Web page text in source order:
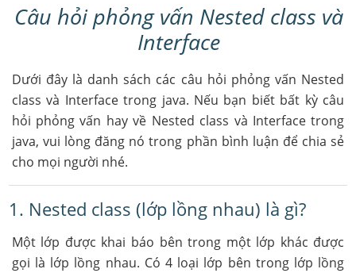
Câu hỏi phỏng vấn Nested class và
Interface
Dưới đây là danh sách các câu hỏi phỏng vấn Nested
class và Interface trong java. Nếu bạn biết bất kỳ câu
hỏi phỏng vấn hay về Nested class và Interface trong
java, vui lòng đăng nó trong phần bình luận để chia sẻ
cho mọi người nhé.
1. Nested class (lớp lồng nhau) là gì?
Một lớp được khai báo bên trong một lớp khác được
gọi là lớp lồng nhau. Có 4 loại lớp bên trong lớp lồng